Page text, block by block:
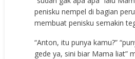
penisku nempel di bagian
membuat penisku semakin
“Anton, itu punya kamu?”
gede ya, sini biar Mama liat”